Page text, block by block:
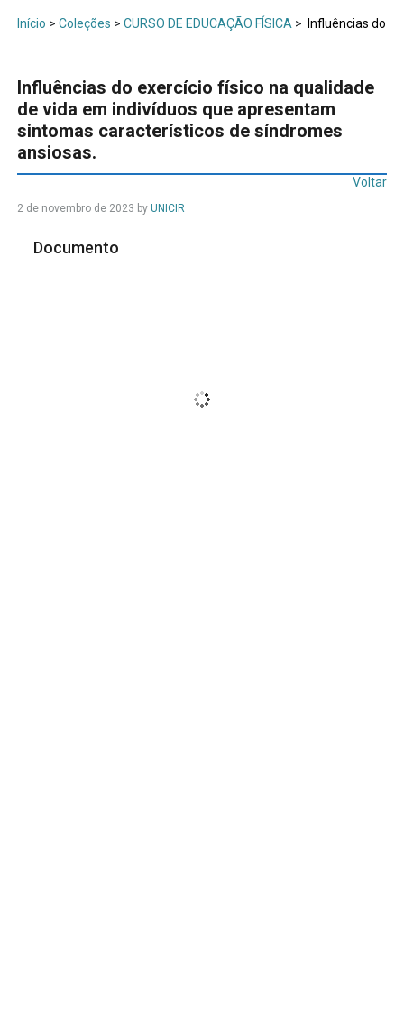
Início > Coleções > CURSO DE EDUCAÇÃO FÍSICA > Influências do
Influências do exercício físico na qualidade
de vida em indivíduos que apresentam
sintomas característicos de síndromes
ansiosas.
Voltar
2 de novembro de 2023 by UNICIR
Documento